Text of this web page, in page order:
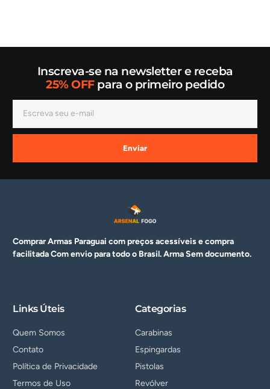
Inscreva-se na newsletter e receba
25% OFFpara o primeiro pedido
Enviar
Comprar Armas Paraguai com preços acessíveis e compra
facilitada Com envio para todo o Brasil. ArmaSem documento.
Links Úteis
Quem Somos
Contato
Política de Privacidade
Termos de Uso
Categorias
Carabinas
Espingardas
Pistolas
Revólver